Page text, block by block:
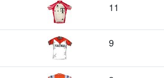
11
9